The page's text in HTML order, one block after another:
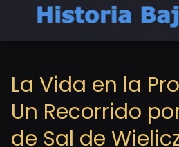
La Vida en la
Un Recorrido
de Sal de